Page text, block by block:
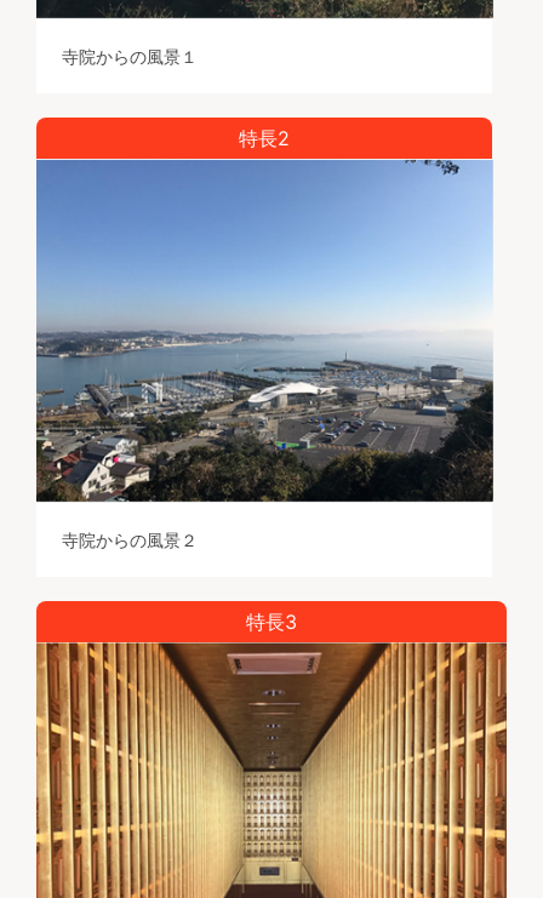
寺院からの風景１
特長2
寺院からの風景２
特長3